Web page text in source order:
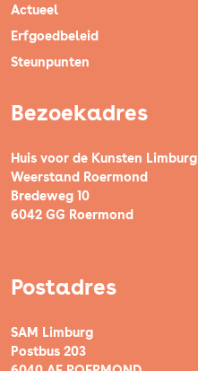
Actueel
Erfgoedbeleid
Steunpunten
Bezoekadres
Huis voor de Kunsten Limburg
Weerstand Roermond
Bredeweg 10
6042 GG Roermond
Postadres
SAM Limburg
Postbus 203